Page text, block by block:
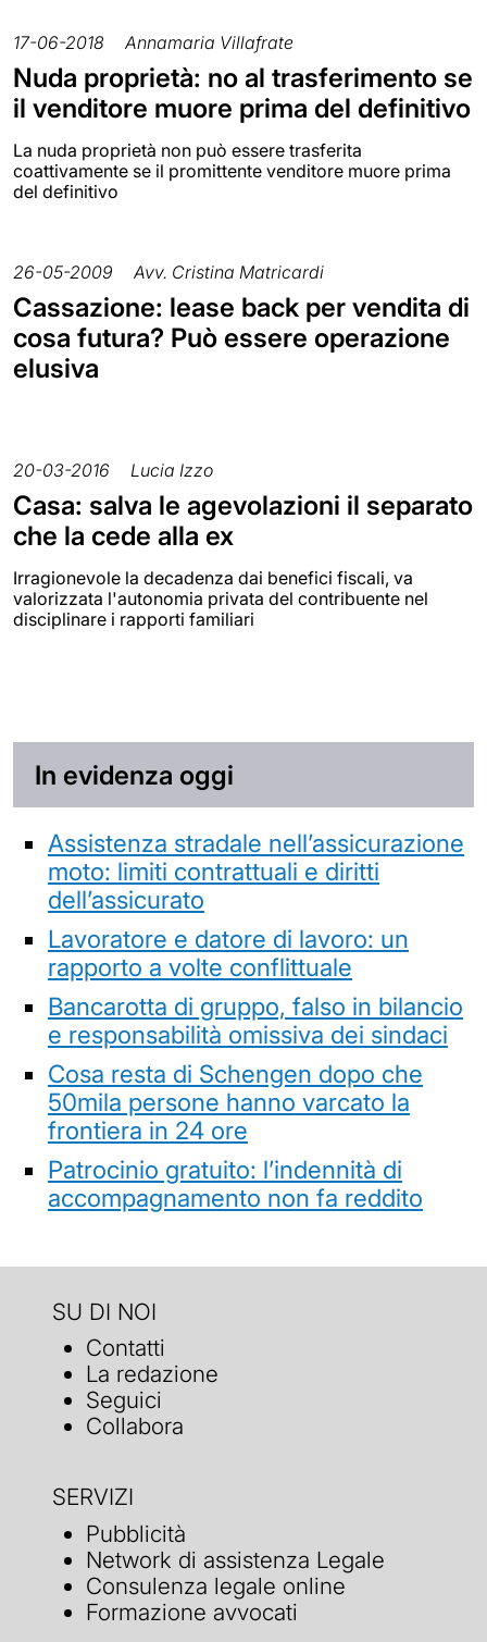
17-06-2018 Annamaria Villafrate
Nuda proprietà: no al trasferimento se
il venditore muore prima del definitivo
La nuda proprietà non può essere trasferita
coattivamente se il promittente venditore muore prima
del definitivo
26-05-2009 Avv. Cristina Matricardi
Cassazione: lease back per vendita di
cosa futura? Può essere operazione
elusiva
20-03-2016 Lucia Izzo
Casa: salva le agevolazioni il separato
che la cede alla ex
Irragionevole la decadenza dai benefici fiscali, va
valorizzata l'autonomia privata del contribuente nel
disciplinare i rapporti familiari
In evidenza oggi
Assistenza stradale nell’assicurazione
moto: limiti contrattuali e diritti
dell’assicurato
Lavoratore e datore di lavoro: un
rapporto a volte conflittuale
Bancarotta di gruppo, falso in bilancio
e responsabilità omissiva dei sindaci
Cosa resta di Schengen dopo che
50mila persone hanno varcato la
frontiera in 24 ore
Patrocinio gratuito: l’indennità di
accompagnamento non fa reddito
SU DI NOI
Contatti
La redazione
Seguici
Collabora
SERVIZI
Pubblicità
Network di assistenza Legale
Consulenza legale online
Formazione avvocati